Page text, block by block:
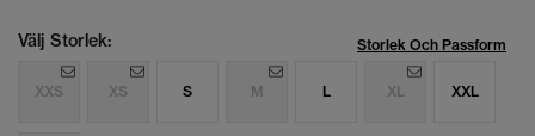
Välj Storlek: Storlek Och Passform
XXS XS S M L XL XXL